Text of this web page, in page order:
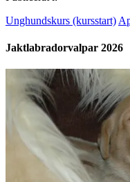
Unghundskurs (kursstart)
Jaktlabradorvalpar 2026